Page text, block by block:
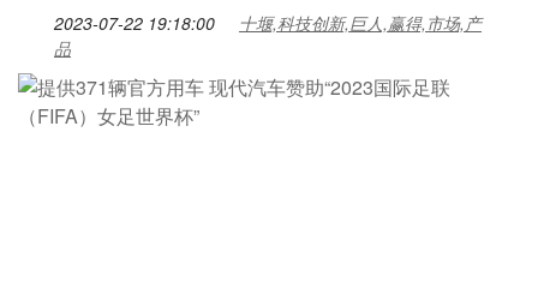
2023-07-22 19:18:00
十堰,科技创新,巨人,赢得,市场,产
品